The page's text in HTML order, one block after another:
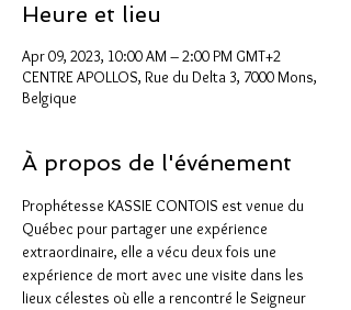
Heure et lieu
Apr 09, 2023, 10:00 AM – 2:00 PM GMT+2
CENTRE APOLLOS, Rue du Delta 3, 7000 Mons,
Belgique
À propos de l'événement
Prophétesse KASSIE CONTOIS est venue du
Québec pour partager une expérience
extraordinaire, elle a vécu deux fois une
expérience de mort avec une visite dans les
lieux célestes où elle a rencontré le Seigneur